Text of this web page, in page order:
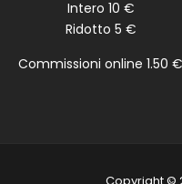
Intero 10 €
Ridotto 5 €
Commissioni online 1.50 €